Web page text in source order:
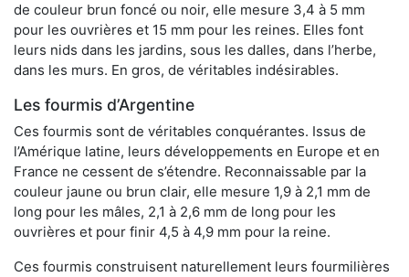
de couleur brun foncé ou noir, elle mesure 3,4 à 5 mm
pour les ouvrières et 15 mm pour les reines. Elles font
leurs nids dans les jardins, sous les dalles, dans l’herbe,
dans les murs. En gros, de véritables indésirables.
Les fourmis d’Argentine
Ces fourmis sont de véritables conquérantes. Issus de
l’Amérique latine, leurs développements en Europe et en
France ne cessent de s’étendre. Reconnaissable par la
couleur jaune ou brun clair, elle mesure 1,9 à 2,1 mm de
long pour les mâles, 2,1 à 2,6 mm de long pour les
ouvrières et pour finir 4,5 à 4,9 mm pour la reine.
Ces fourmis construisent naturellement leurs fourmilières